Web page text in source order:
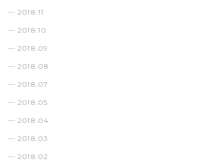
2018.11
2018.10
2018.09
2018.08
2018.07
2018.05
2018.04
2018.03
2018.02